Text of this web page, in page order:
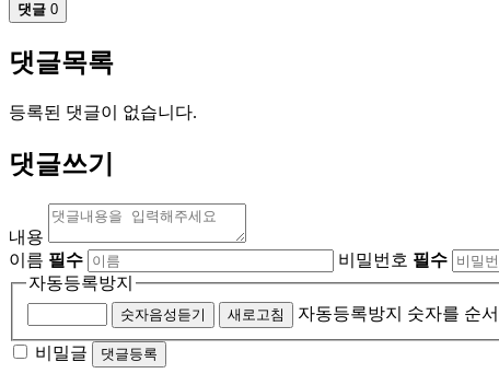
댓글 0
댓글목록
등록된 댓글이 없습니다.
댓글쓰기
내용
이름 필수 비밀번호 필수
자동등록방지
숫자음성듣기 새로고침 자동등록방지 숫자를 순
비밀글 댓글등록